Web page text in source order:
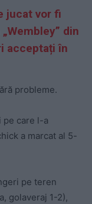
jucat vor fi
din
acceptați în
probleme.
pe care l-a
a marcat al 5-
pe teren
golaveraj 1-2),